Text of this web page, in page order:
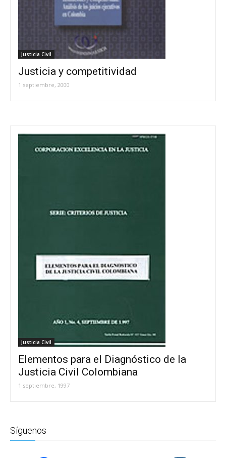
Justicia Civil
Justicia y competitividad
1 septiembre, 2000
Justicia Civil
Elementos para el Diagnóstico de la
Justicia Civil Colombiana
1 septiembre, 1997
Síguenos